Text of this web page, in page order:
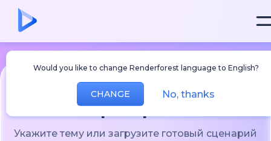
Would you like to change Renderforest language to English?
CHANGE No, thanks
ИИ-генератор новостей
Укажите тему или загрузите готовый сценарий